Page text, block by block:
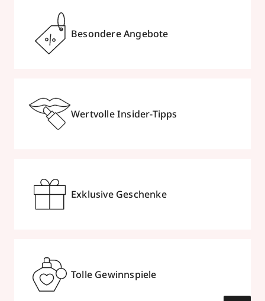
Besondere Angebote
Wertvolle Insider-Tipps
Exklusive Geschenke
Tolle Gewinnspiele